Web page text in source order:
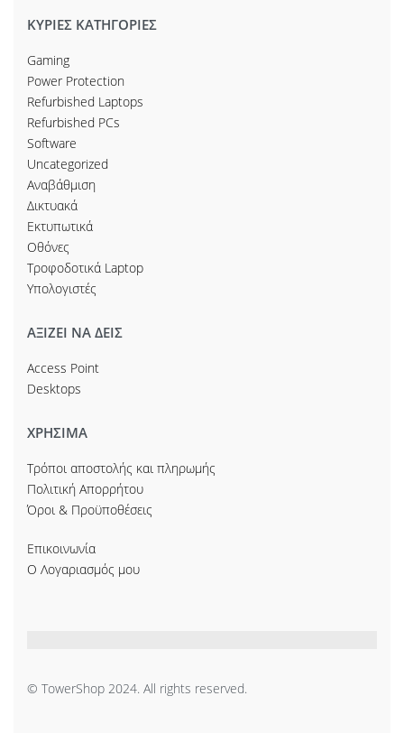
ΚΥΡΙΕΣ ΚΑΤΗΓΟΡΙΕΣ
Gaming
Power Protection
Refurbished Laptops
Refurbished PCs
Software
Uncategorized
Αναβάθμιση
Δικτυακά
Εκτυπωτικά
Οθόνες
Τροφοδοτικά Laptop
Υπολογιστές
ΑΞΙΖΕΙ ΝΑ ΔΕΙΣ
Access Point
Desktops
ΧΡΗΣΙΜΑ
Τρόποι αποστολής και πληρωμής
Πολιτική Απορρήτου
Όροι & Προϋποθέσεις
Επικοινωνία
Ο Λογαριασμός μου
© TowerShop 2024. All rights reserved.